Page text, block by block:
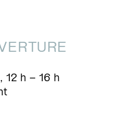
12 h – 16 h